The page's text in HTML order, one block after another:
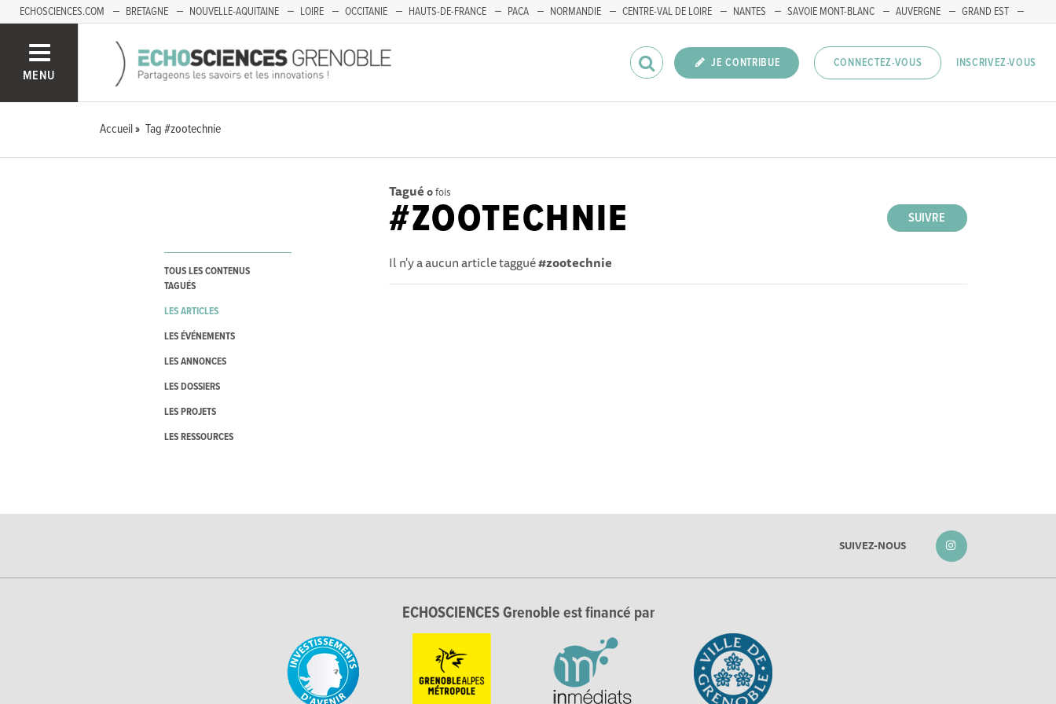
ECHOSCIENCES.COM BRETAGNE NOUVELLE-AQUITAINE LOIRE OCCITANIE HAUTS-DE-FRANCE PACA NORMANDIE CENTRE-VAL DE LOIRE NANTES SAVOIE MONT-BLANC AUVERGNE
GRAND EST
MENU
JE CONTRIBUE CONNECTEZ-VOUS INSCRIVEZ-VOUS
Accueil Tag #zootechnie
TOUS LES CONTENUS
TAGUÉS
LES ARTICLES
LES ÉVÉNEMENTS
LES ANNONCES
LES DOSSIERS
LES PROJETS
LES RESSOURCES
Tagué 0fois
SUIVRE
#ZOOTECHNIE
Il n'y a aucun article taggué#zootechnie
SUIVEZ-NOUS
ECHOSCIENCES Grenoble est financé par